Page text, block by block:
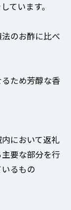
ています。
のお酢に比べ
ため芳醇な香
において返礼
要な部分を行
るもの